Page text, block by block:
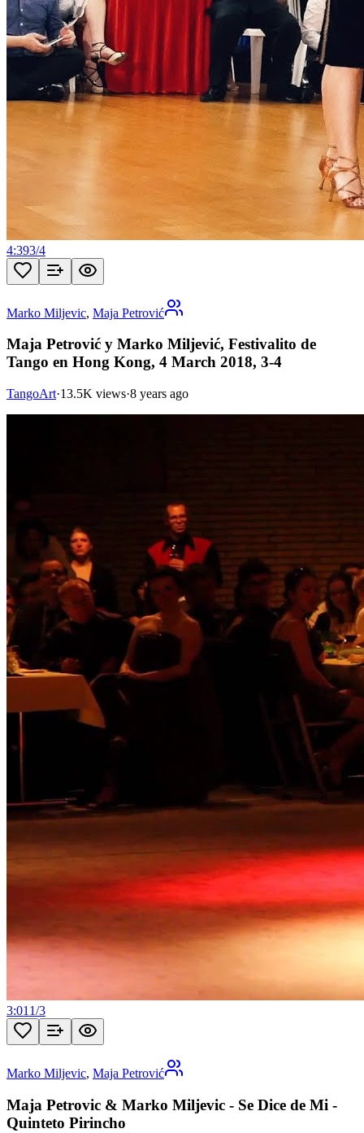
4:393/4
Marko Miljevic, Maja Petrović
Maja Petrović y Marko Miljević, Festivalito de
Tango en Hong Kong, 4 March 2018, 3-4
TangoArt·13.5K views·8 years ago
3:01 1/3
Marko Miljevic, Maja Petrović
Maja Petrovic & Marko Miljevic - Se Dice de Mi -
Quinteto Pirincho